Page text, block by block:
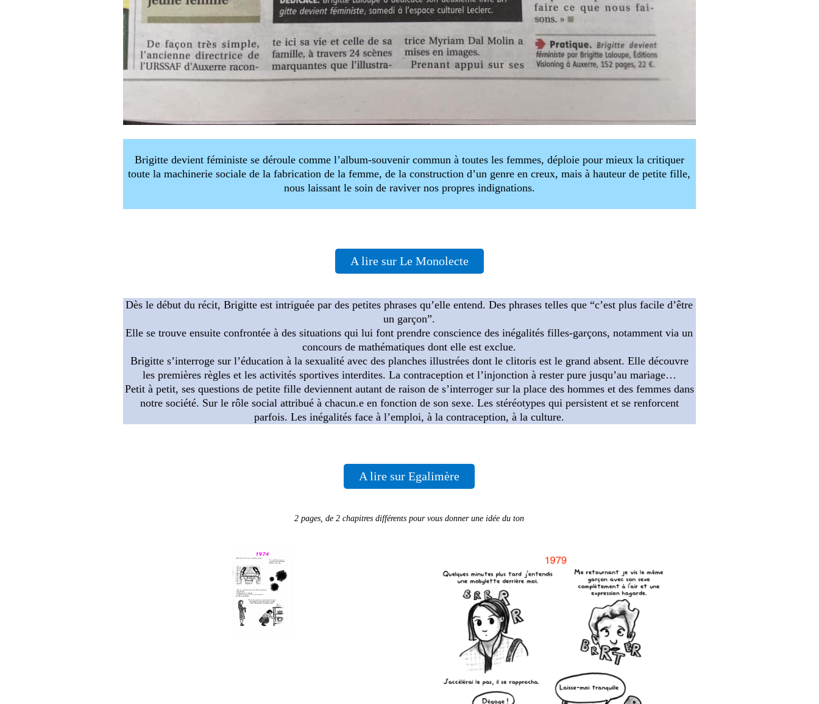
Brigitte devient féministese déroule comme l’album-souvenir commun à toutes les femmes, déploie pour mieux la critiquer
toute la machinerie sociale de la fabrication de la femme, de la construction d’un genre en creux, mais à hauteur de petite fille,
nous laissant le soin de raviver nos propres indignations.
A lire sur Le Monolecte
Dès le début du récit, Brigitte est intriguée par des petites phrases qu’elle entend. Des phrases telles que “c’est plus facile d’être
un garçon”.
Elle se trouve ensuite confrontée à des situations qui lui font prendre conscience des inégalités filles-garçons, notamment via un
concours de mathématiques dont elle est exclue.
Brigitte s’interroge sur l’éducation à la sexualité avec des planches illustrées dont le clitoris est le grand absent. Elle découvre
les premières règles et les activités sportives interdites. La contraception et l’injonction à rester pure jusqu’au mariage…
Petit à petit, ses questions de petite fille deviennent autant de raison de s’interroger sur la place des hommes et des femmes dans
notre société. Sur le rôle social attribué à chacun.e en fonction de son sexe. Les stéréotypes qui persistent et se renforcent
parfois. Les inégalités face à l’emploi, à la contraception, à la culture.
A lire sur Egalimère
2 pages, de 2 chapitres différents pour vous donner une idée du ton